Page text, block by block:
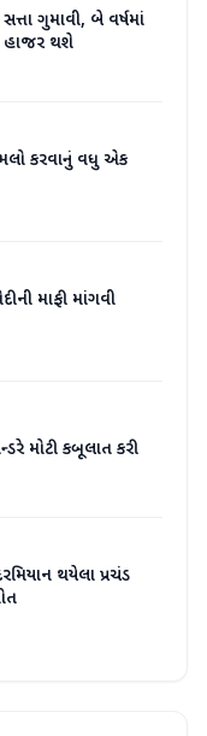
ગુમાવી, બે વર્ષમાં
હાજર થશે
કરવાનું વધુ એક
માફી માંગવી
મોટી કબૂલાત કરી
થયેલા પ્રચંડ